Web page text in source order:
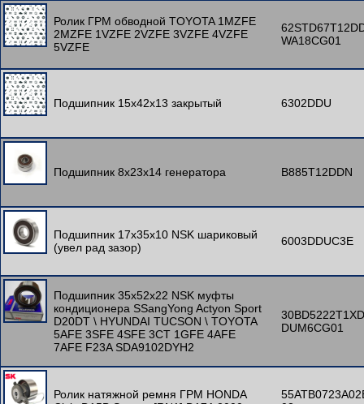
Ролик ГРМ обводной TOYOTA 1MZFE
2MZFE 1VZFE 2VZFE 3VZFE 4VZFE
5VZFE
WA18CG01
Подшипник 15x42x13 закрытый 6302DDU
Подшипник 8x23x14 генератора B885T12DDN
Подшипник 17x35x10 NSK шариковый
(увел рад зазор)
6003DDUC3E
Подшипник 35x52x22 NSK муфты
кондиционера SSangYong Actyon Sport
D20DT \ HYUNDAI TUCSON \ TOYOTA
5AFE 3SFE 4SFE 3CT 1GFE 4AFE
7AFE F23A SDA9102DYH2
30BD5222T1XD
DUM6CG01
Ролик натяжной ремня ГРМ HONDA